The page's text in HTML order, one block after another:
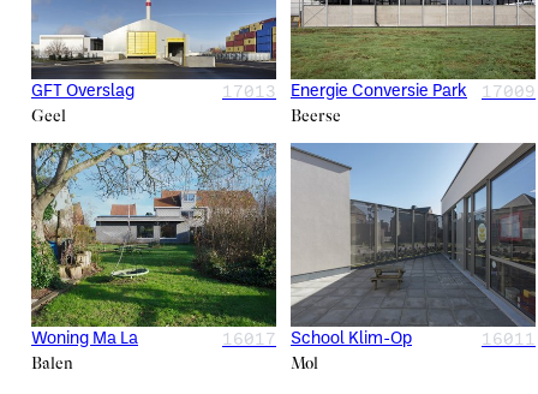
GFT Overslag
17013
Geel
Energie Conversie Park
17009
Beerse
Woning Ma La
16017
Balen
School Klim-Op
16011
Mol